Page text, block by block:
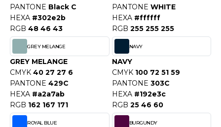
VETEMENTS
SHIRT
SHIRT
PROFESSIONNELLE
- BLOUSON
COOL
HOODS
T'S
PANTONE Black C
HEXA #302e2b
RGB 48 46 43
PANTONE WHITE
HEXA #ffffff
RGB 255 255 255
GREY MELANGE
GREY MELANGE
CMYK 40 27 27 6
PANTONE 429C
HEXA #a2a7ab
RGB 162 167 171
NAVY
NAVY
CMYK 100 72 51 59
PANTONE 303C
HEXA #192e3c
RGB 25 46 60
ROYAL BLUE BURGUNDY